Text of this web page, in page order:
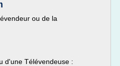
ou de la
d'une Télévendeuse :